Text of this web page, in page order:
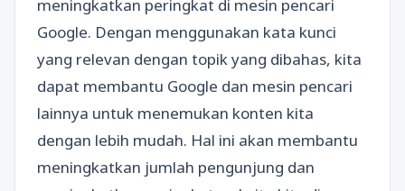
meningkatkan peringkat di mesin pencari
Google. Dengan menggunakan kata kunci
yang relevan dengan topik yang dibahas, kita
dapat membantu Google dan mesin pencari
lainnya untuk menemukan konten kita
dengan lebih mudah. Hal ini akan membantu
meningkatkan jumlah pengunjung dan